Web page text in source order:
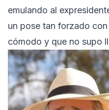
emulando al
un pose tan forzado
cómodo y que no supo